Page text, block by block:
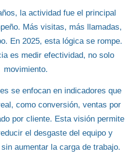
la actividad fue el principal
Más visitas, más llamadas,
En 2025, esta lógica se rompe.
es medir efectividad, no solo
movimiento.
se enfocan en indicadores que
como conversión, ventas por
por cliente. Esta visión permite
el desgaste del equipo y
aumentar la carga de trabajo.